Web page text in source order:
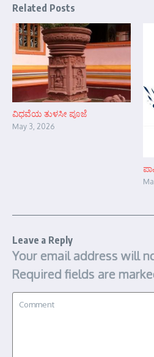
Related Posts
ವಿಧವೆಯ ತುಳಸೀ ಪೂಜೆ
May 3, 2026
Leave a Reply
Your email address will
Required fields are